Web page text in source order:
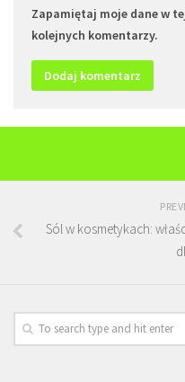
Zapamiętaj moje dane w
kolejnych komentarzy.
Sól w kosmetykach: